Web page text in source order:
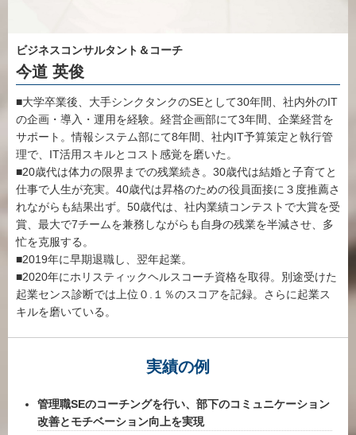
ビジネスコンサルタント＆コーチ
今道 英俊
■大学卒業後、大手シンクタンクのSEとして30年間、社内外のIT
の企画・導入・運用を経験。経営企画部にて3年間、企業経営を
サポート。情報システム部にて8年間、社内IT予算策定と執行管
理で、IT活用スキルとコスト感覚を磨いた。
■20歳代は体力の限界までの残業続き。30歳代は結婚と子育てと
仕事で人生が充実。40歳代は昇格のための役員面接に３度推薦さ
れながらも結果出ず。50歳代は、社内業績コンテストで大賞を受
賞、最大で7チームを兼務しながらも自身の残業を半減させ、多
忙を克服する。
■2019年に早期退職し、翌年起業。
■2020年にホリスティックヘルスコーチ資格を取得。別途受けた
起業センス診断では上位０.１％のスコアを記録。さらに起業ス
キルを磨いている。
実績の例
管理職SEのコーチングを行い、部下のコミュニケーション
改善とモチベーション向上を実現